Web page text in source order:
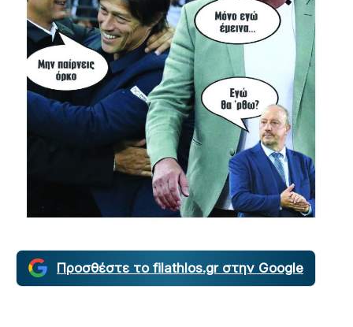
Προσθέστε το filathlos.gr στην Google